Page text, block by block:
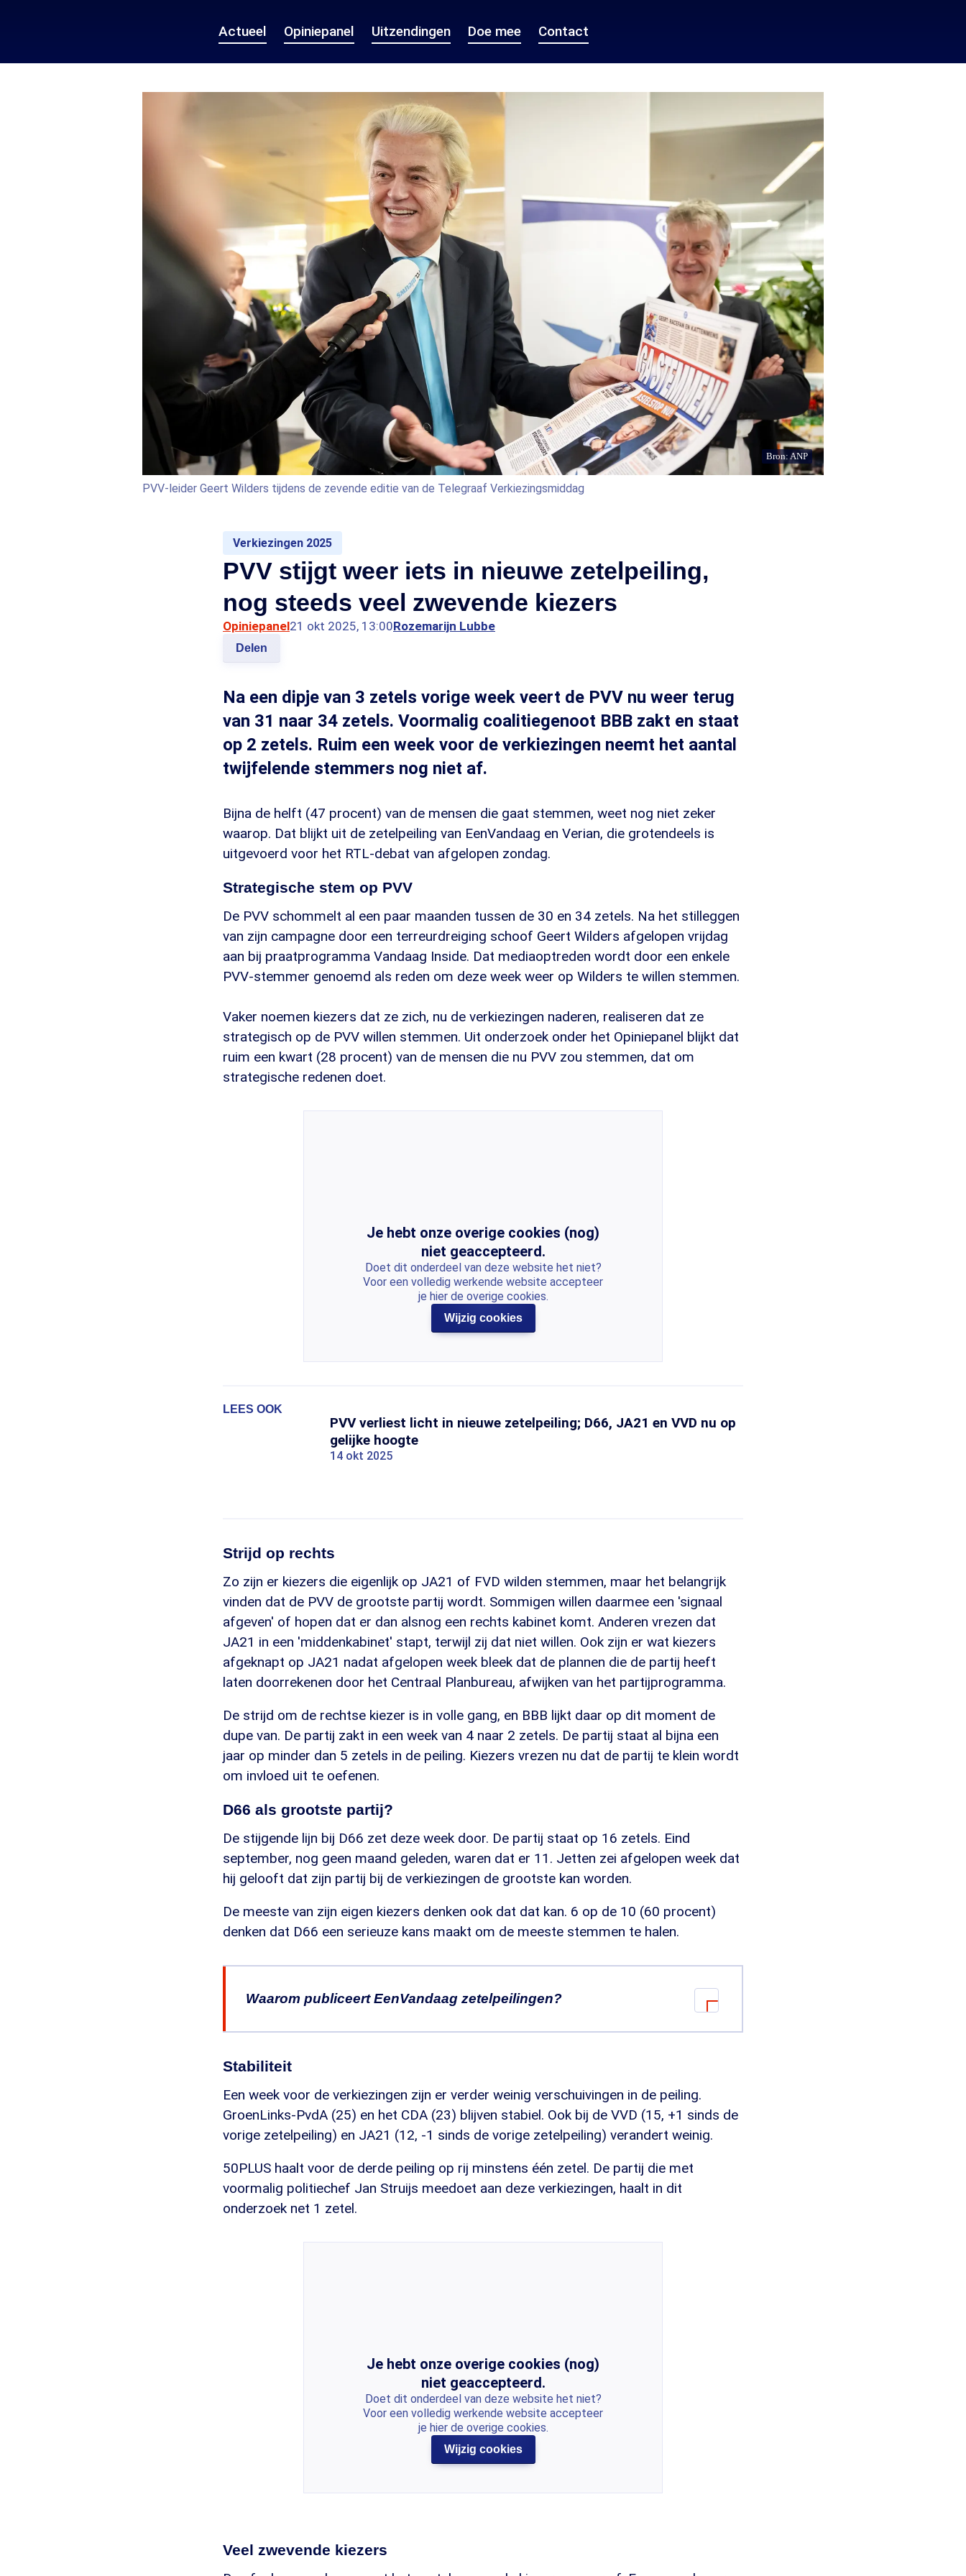
Actueel Opiniepanel Uitzendingen Doe mee Contact
Bron: ANP
PVV-leider Geert Wilders tijdens de zevende editie van de Telegraaf Verkiezingsmiddag
Verkiezingen 2025
PVV stijgt weer iets in nieuwe zetelpeiling,
nog steeds veel zwevende kiezers
Opiniepanel21 okt 2025, 13:00Rozemarijn Lubbe
Delen
Na een dipje van 3 zetels vorige week veert de PVV nu weer terug
van 31 naar 34 zetels. Voormalig coalitiegenoot BBB zakt en staat
op 2 zetels. Ruim een week voor de verkiezingen neemt het aantal
twijfelende stemmers nog niet af.
Bijna de helft (47 procent) van de mensen die gaat stemmen, weet nog niet zeker
waarop. Dat blijkt uit de zetelpeiling van EenVandaag en Verian, die grotendeels is
uitgevoerd voor het RTL-debat van afgelopen zondag.
Strategische stem op PVV
De PVV schommelt al een paar maanden tussen de 30 en 34 zetels. Na het stilleggen
van zijn campagne door een terreurdreiging schoof Geert Wilders afgelopen vrijdag
aan bij praatprogramma Vandaag Inside. Dat mediaoptreden wordt door een enkele
PVV-stemmer genoemd als reden om deze week weer op Wilders te willen stemmen.
Vaker noemen kiezers dat ze zich, nu de verkiezingen naderen, realiseren dat ze
strategisch op de PVV willen stemmen. Uit onderzoek onder het Opiniepanel blijkt dat
ruim een kwart (28 procent) van de mensen die nu PVV zou stemmen, dat om
strategische redenen doet.
Je hebt onze overige cookies (nog)
niet geaccepteerd.
Doet dit onderdeel van deze website het niet?
Voor een volledig werkende website accepteer
je hier de overige cookies.
Wijzig cookies
LEES OOK
PVV verliest licht in nieuwe zetelpeiling; D66, JA21 en VVD nu op
gelijke hoogte
14 okt 2025
Strijd op rechts
Zo zijn er kiezers die eigenlijk op JA21 of FVD wilden stemmen, maar het belangrijk
vinden dat de PVV de grootste partij wordt. Sommigen willen daarmee een 'signaal
afgeven' of hopen dat er dan alsnog een rechts kabinet komt. Anderen vrezen dat
JA21 in een 'middenkabinet' stapt, terwijl zij dat niet willen. Ook zijn er wat kiezers
afgeknapt op JA21 nadat afgelopen week bleek dat de plannen die de partij heeft
laten doorrekenen door het Centraal Planbureau, afwijken van het partijprogramma.
De strijd om de rechtse kiezer is in volle gang, en BBB lijkt daar op dit moment de
dupe van. De partij zakt in een week van 4 naar 2 zetels. De partij staat al bijna een
jaar op minder dan 5 zetels in de peiling. Kiezers vrezen nu dat de partij te klein wordt
om invloed uit te oefenen.
D66 als grootste partij?
De stijgende lijn bij D66 zet deze week door. De partij staat op 16 zetels. Eind
september, nog geen maand geleden, waren dat er 11. Jetten zei afgelopen week dat
hij gelooft dat zijn partij bij de verkiezingen de grootste kan worden.
De meeste van zijn eigen kiezers denken ook dat dat kan. 6 op de 10 (60 procent)
denken dat D66 een serieuze kans maakt om de meeste stemmen te halen.
Waarom publiceert EenVandaag zetelpeilingen?
Veel kijkers zijn daar blij mee, maar soms krijgen we ook vragen. Waarom
Stabiliteit
Een week voor de verkiezingen zijn er verder weinig verschuivingen in de peiling.
GroenLinks-PvdA (25) en het CDA (23) blijven stabiel. Ook bij de VVD (15, +1 sinds de
vorige zetelpeiling) en JA21 (12, -1 sinds de vorige zetelpeiling) verandert weinig.
50PLUS haalt voor de derde peiling op rij minstens één zetel. De partij die met
voormalig politiechef Jan Struijs meedoet aan deze verkiezingen, haalt in dit
onderzoek net 1 zetel.
Je hebt onze overige cookies (nog)
niet geaccepteerd.
Doet dit onderdeel van deze website het niet?
Voor een volledig werkende website accepteer
je hier de overige cookies.
Wijzig cookies
Veel zwevende kiezers